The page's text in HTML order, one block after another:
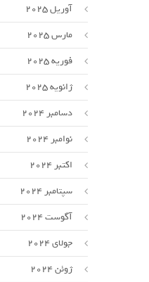
آوریل 2025
مارس 2025
فوریه 2025
ژانویه 2025
دسامبر 2024
نوامبر 2024
اکتبر 2024
سپتامبر 2024
آگوست 2024
جولای 2024
ژوئن 2024